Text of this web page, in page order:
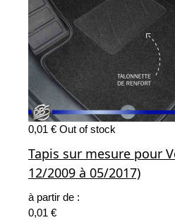
0,01 € Out of stock
Tapis sur mesure pour
12/2009 à 05/2017)
à partir de :
0,01 €